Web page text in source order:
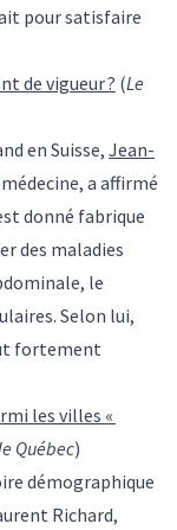
pour satisfaire
de vigueur ? (Le
en Suisse, Jean-
a affirmé
donné fabrique
des maladies
le
Selon lui,
fortement
les villes «
Québec)
démographique
Richard,